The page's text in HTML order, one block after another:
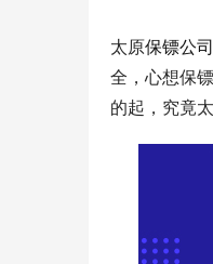
太原保镖公司
全，心想保
的起，究竟